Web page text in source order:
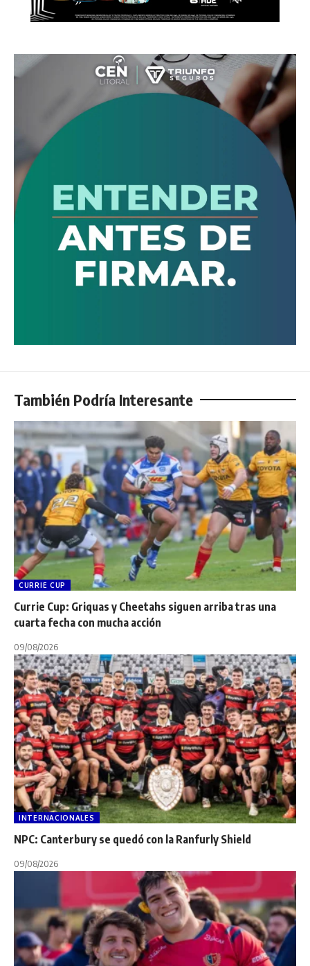
También Podría Interesante
CURRIE CUP
Currie Cup: Griquas y Cheetahs siguen arriba tras una
cuarta fecha con mucha acción
09/08/2026
INTERNACIONALES
NPC: Canterbury se quedó con la Ranfurly Shield
09/08/2026